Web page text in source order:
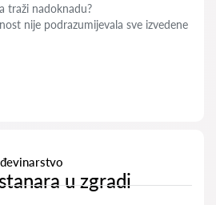
traži nadoknadu?
nije podrazumijevala sve izvedene
u zgradi